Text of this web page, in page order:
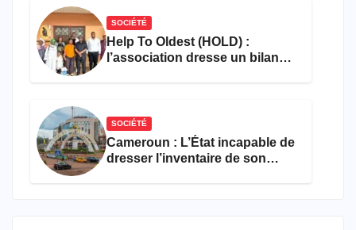
SOCIÉTÉ
Help To Oldest (HOLD) :
l’association dresse un bilan
SOCIÉTÉ
Cameroun : L’État incapable de
dresser l’inventaire de son